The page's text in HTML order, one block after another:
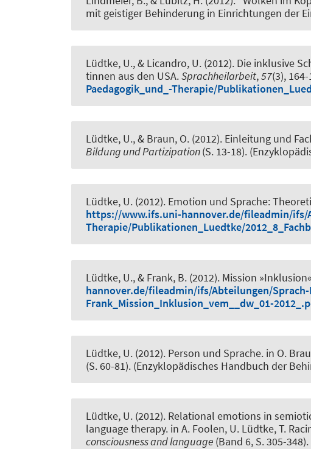
mit geistiger Behinderung in Einrichtungen der
Lüdtke, U., & Licandro, U. (2012). Die inklusive
tinnen aus den USA.Sprachheilarbeit,57(3),
Paedagogik_und_-Therapie/
Lüdtke, U., & Braun, O. (2012). Einleitung und
Bildung und Partizipation(S. 13-18).
Lüdtke, U. (2012). Emotion und Sprache:
https://www.ifs.uni-hannover.de/fileadmin/ifs/
Therapie/Publikationen_Luedtke/
Lüdtke, U., & Frank, B. (2012). Mission
hannover.de/fileadmin/ifs/Abteilungen/
Frank_Mission_Inklusion_vem__dw_01-
Lüdtke, U. (2012). Person und Sprache. in O.
(S. 60-81). (Enzyklopädisches Handbuch der
Lüdtke, U. (2012). Relational emotions in
language therapy. in A. Foolen, U. Lüdtke, T.
consciousness and language (Band 6, S. 305-